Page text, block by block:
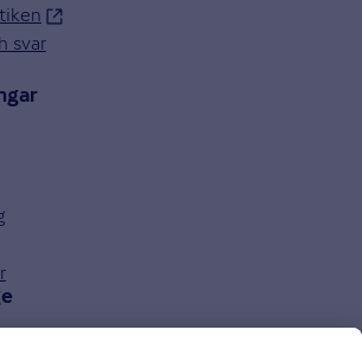
svar